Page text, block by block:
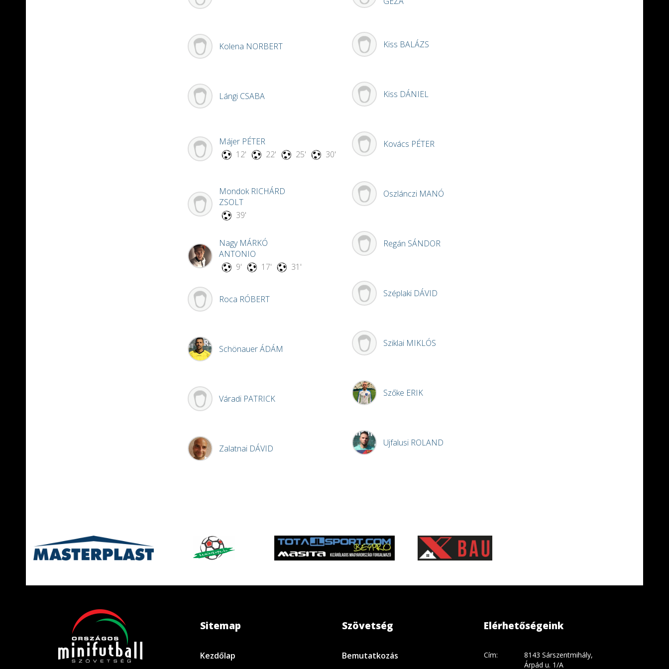
Kolena NORBERT
Lángi CSABA
Májer PÉTER
12'
22' 25' 30'
Mondok RICHÁRD
ZSOLT
39'
Nagy MÁRKÓ
ANTONIO
9'
17' 31'
Roca RÓBERT
SchönauerÁDÁM
Váradi PATRICK
Zalatnai DÁVID
Kiss BALÁZS
Kiss DÁNIEL
Kovács PÉTER
Oszlánczi MANÓ
Regán SÁNDOR
Széplaki DÁVID
Sziklai MIKLÓS
Szőke ERIK
Ujfalusi ROLAND
Sitemap
Kezdőlap
Szövetség
Bemutatkozás
Elérhetőségeink
Cím:
8143 Sárszentmihály,
Árpád u. 1/A